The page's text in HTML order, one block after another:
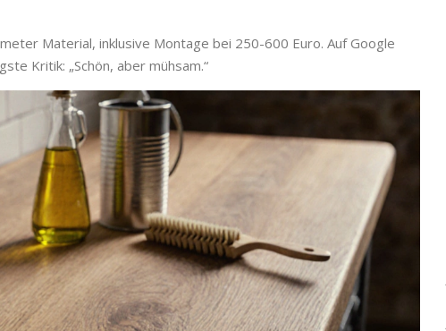
Material, inklusive Montage bei 250-600 Euro. Auf Google
Kritik: „Schön, aber mühsam.“